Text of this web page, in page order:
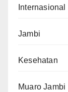
Internasional
Jambi
Kesehatan
Muaro Jambi